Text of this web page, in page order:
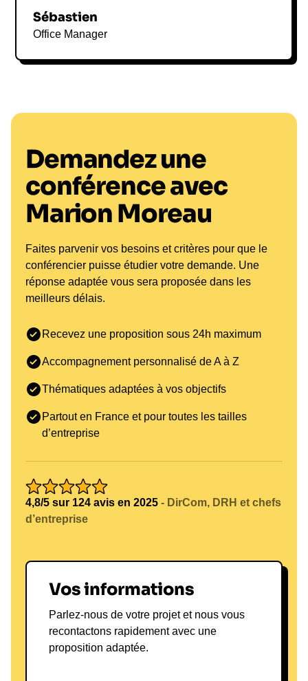
Sébastien
Office Manager
Demandez une
conférence avec
Marion Moreau
Faites parvenir vos besoins et critères pour que le
conférencier puisse étudier votre demande. Une
réponse adaptée vous sera proposée dans les
meilleurs délais.
Recevez une proposition sous 24h maximum
Accompagnement personnalisé de A à Z
Thématiques adaptées à vos objectifs
Partout en France et pour toutes les tailles
d’entreprise
4,8/5 sur 124 avis en 2025 - DirCom, DRH et chefs
d’entreprise
Vos informations
Parlez-nous de votre projet et nous vous
recontactons rapidement avec une
proposition adaptée.